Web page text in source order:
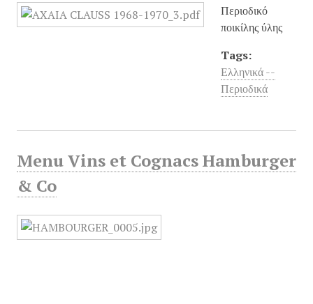
Περιοδικό
ποικίλης ύλης
Tags:
Ελληνικά --
Περιοδικά
Menu Vins et Cognacs Hamburger
& Co